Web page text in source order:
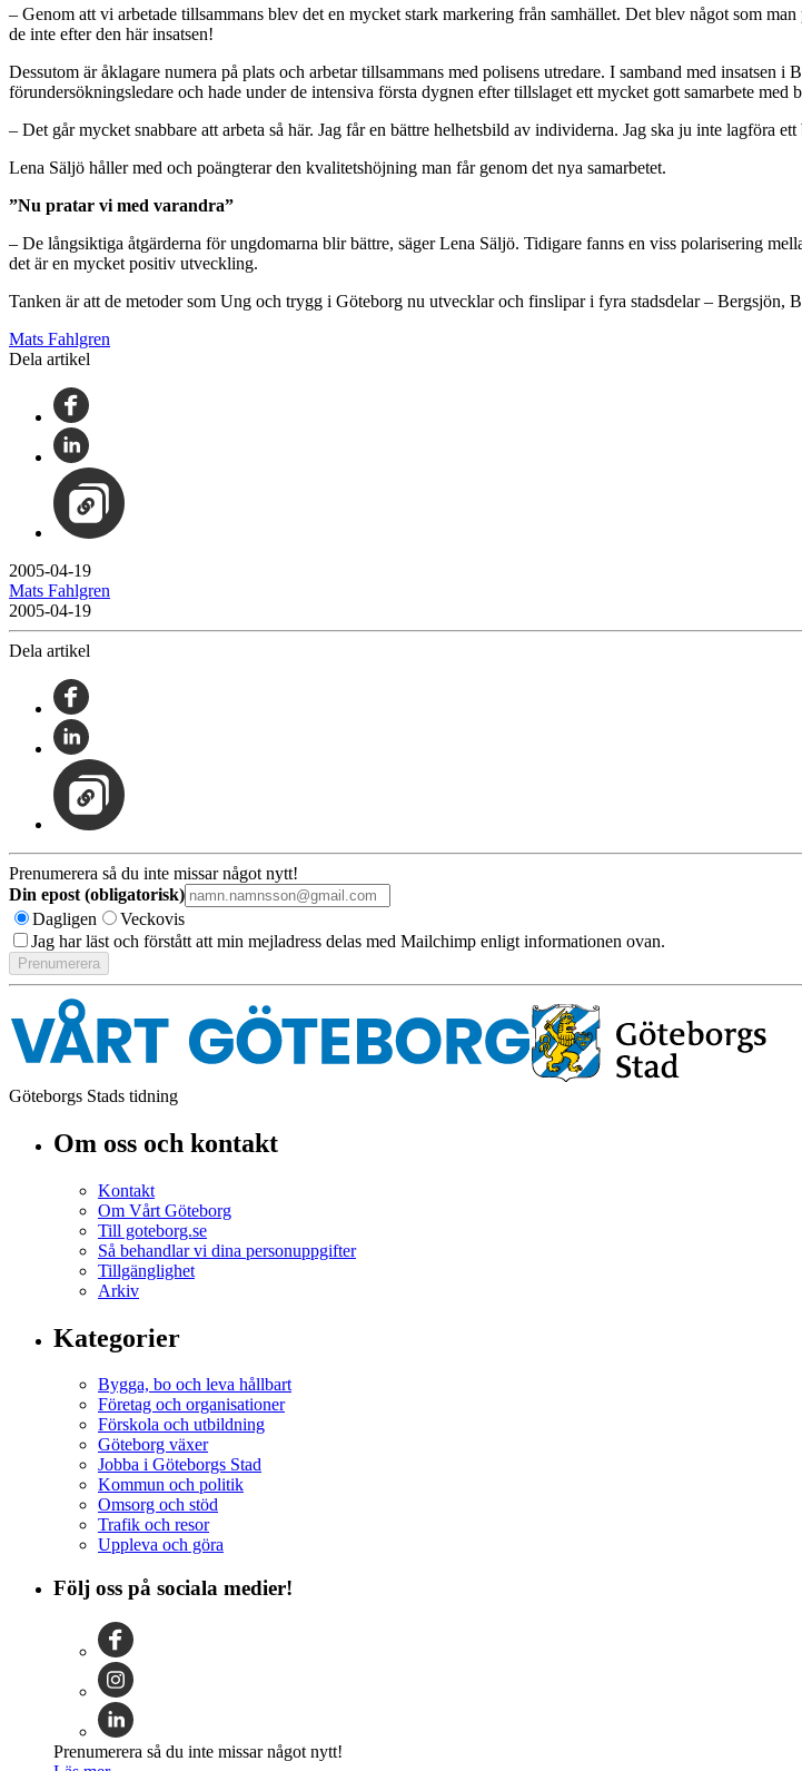
– Genom att vi arbetade tillsammans blev det en mycket stark markering från samhället. Det blev något som
de inte efter den här insatsen!
Dessutom är åklagare numera på plats och arbetar tillsammans med polisens utredare. I samband med
förundersökningsledare och hade under de intensiva första dygnen efter tillslaget ett mycket gott samarbete med
– Det går mycket snabbare att arbeta så här. Jag får en bättre helhetsbild av individerna. Jag ska ju inte lagföra
Lena Säljö håller med och poängterar den kvalitetshöjning man får genom det nya samarbetet.
”Nu pratar vi med varandra”
– De långsiktiga åtgärderna för ungdomarna blir bättre, säger Lena Säljö. Tidigare fanns en viss polarisering
det är en mycket positiv utveckling.
Tanken är att de metoder som Ung och trygg i Göteborg nu utvecklar och finslipar i fyra stadsdelar – Bergsjön,
Mats Fahlgren
Dela artikel
2005-04-19
Mats Fahlgren
2005-04-19
Dela artikel
Prenumerera så du inte missar något nytt!
Din epost (obligatorisk)
Dagligen
Veckovis
Jag har läst och förstått att min mejladress delas med Mailchimp enligt informationen ovan.
Göteborgs Stads tidning
Om oss och kontakt
Kontakt
Om Vårt Göteborg
Till goteborg.se
Så behandlar vi dina personuppgifter
Tillgänglighet
Arkiv
Kategorier
Bygga, bo och leva hållbart
Företag och organisationer
Förskola och utbildning
Göteborg växer
Jobba i Göteborgs Stad
Kommun och politik
Omsorg och stöd
Trafik och resor
Uppleva och göra
Följ oss på sociala medier!
Prenumerera så du inte missar något nytt!